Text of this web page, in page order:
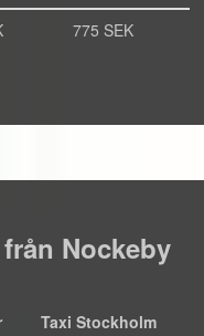
775 SEK
Nockeby
Taxi Stockholm